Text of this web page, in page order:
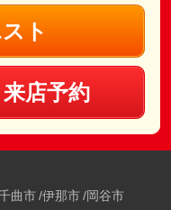
ト
店予約
曲市 伊那市 岡谷市